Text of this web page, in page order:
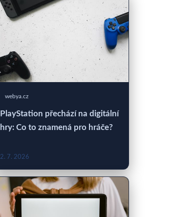
webya.cz
PlayStation přechází na digitální
hry: Co to znamená pro hráče?
2. 7. 2026